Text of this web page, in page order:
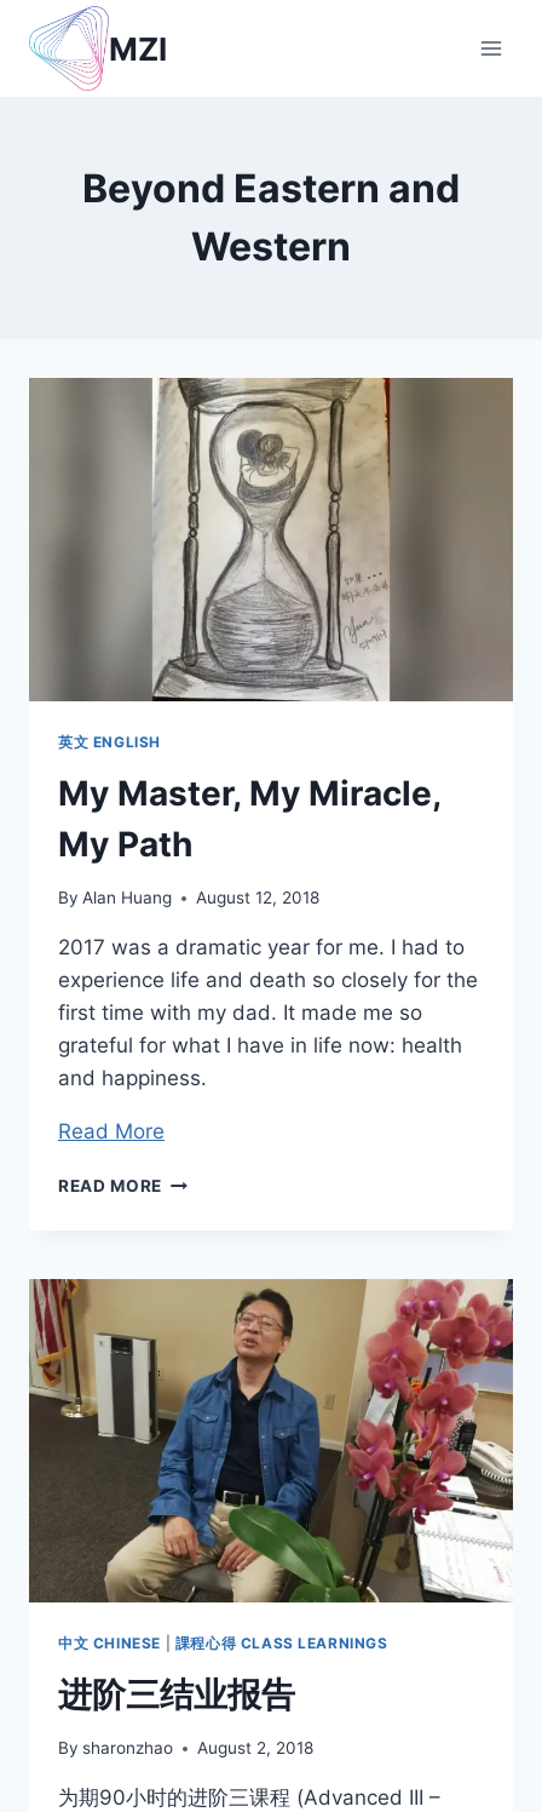
content
MZI
Beyond Eastern and
Western
英文 ENGLISH
My Master, My Miracle,
My Path
By Alan Huang August 12, 2018
2017 was a dramatic year for me. I had to
experience life and death so closely for the
first time with my dad. It made me so
grateful for what I have in life now: health
and happiness.
Read More
READ MORE MY
MY
中文 CHINESE 課程心得 CLASS LEARNINGS
进阶三结业报告
By sharonzhao August 2, 2018
为期90小时的进阶三课程 (Advanced III –